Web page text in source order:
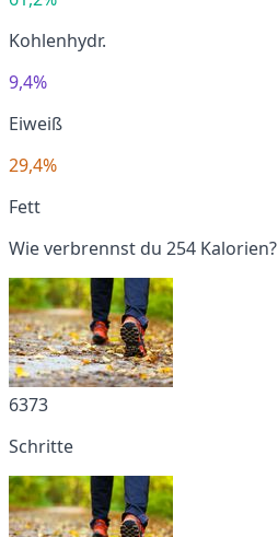
Kohlenhydr.
9,4%
Eiweiß
29,4%
Fett
Wie verbrennst du 254 Kalorien?
6373
Schritte